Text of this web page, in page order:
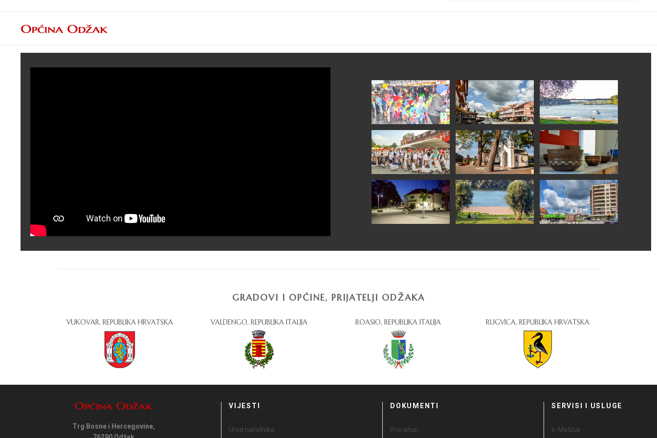
GRADOVI I OPĆINE, PRIJATELJI ODŽAKA
VUKOVAR, REPUBLIKA HRVATSKA VALDENGO, REPUBLIKA ITALIJA ROASIO, REPUBLIKA ITALIJA RUGVICA, REPUBLIKA HRVATSKA
Trg Bosne i Hercegovine,
VIJESTI
Ured načelnika
DOKUMENTI
Proračun
SERVISI I USLUGE
e-Matičar